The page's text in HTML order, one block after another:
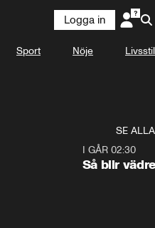
Logga in
Sport Nöje Livsstil
SE ALLA
I GÅR 02:30
Så blir